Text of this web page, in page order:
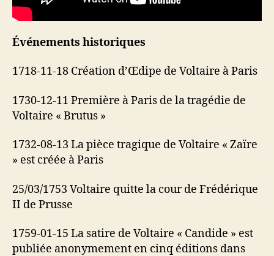
Événements historiques
1718-11-18 Création d’Œdipe de Voltaire à Paris
1730-12-11 Première à Paris de la tragédie de
Voltaire « Brutus »
1732-08-13 La pièce tragique de Voltaire « Zaïre
» est créée à Paris
25/03/1753 Voltaire quitte la cour de Frédérique
II de Prusse
1759-01-15 La satire de Voltaire « Candide » est
publiée anonymement en cinq éditions dans